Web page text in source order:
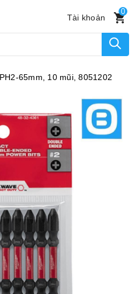
Tài khoản
0
65mm, 10 mũi, 8051202